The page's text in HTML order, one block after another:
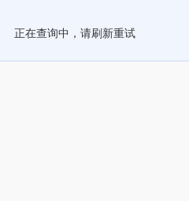
正在查询中，请刷新重试